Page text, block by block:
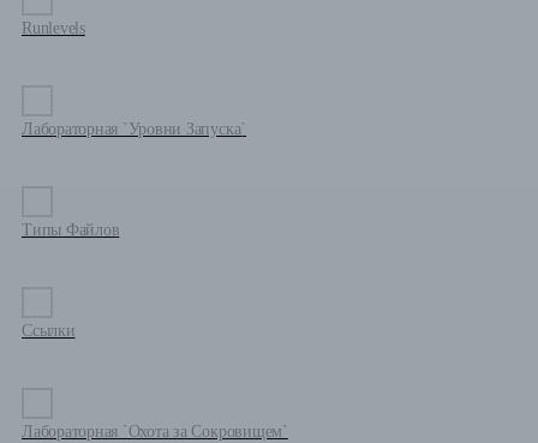
Runlevels
Лабораторная `Уровни Запуска`
Типы Файлов
Ссылки
Лабораторная `Охота за Сокровищем`